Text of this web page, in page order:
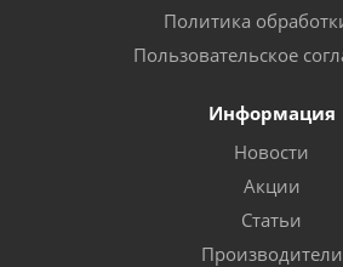
Политика
Пользовательское
Информация
Новости
Акции
Статьи
Производители